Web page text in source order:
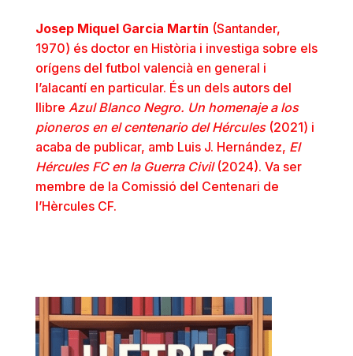
Josep Miquel Garcia Martín (Santander,
1970) és doctor en Història i investiga sobre els
orígens del futbol valencià en general i
l’alacantí en particular. És un dels autors del
llibre Azul Blanco Negro. Un homenaje a los
pioneros en el centenario del Hércules (2021) i
acaba de publicar, amb Luis J. Hernández, El
Hércules FC en la Guerra Civil(2024). Va ser
membre de la Comissió del Centenari de
l’Hèrcules CF.